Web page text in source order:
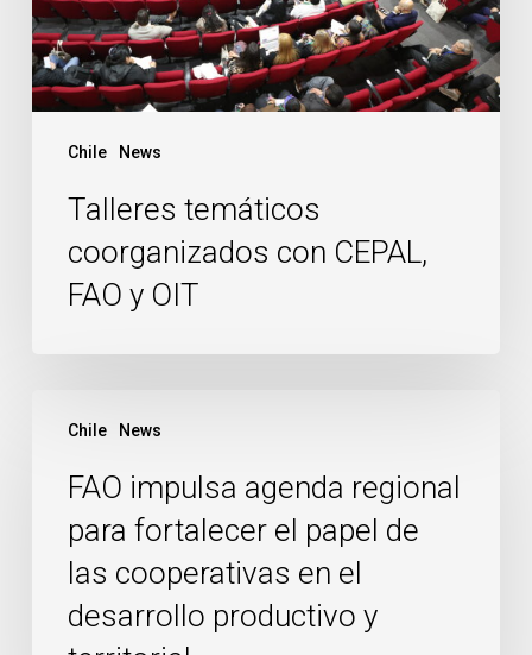
Chile News
y
OIT
Talleres temáticos
coorganizados con CEPAL,
FAO y OIT
Chile News
impulsa
agenda
regional
fortalecer
FAO impulsa agenda regional
para fortalecer el papel de
las cooperativas en el
desarrollo productivo y